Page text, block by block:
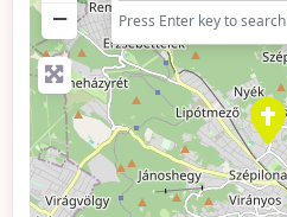
−
Press Enter key to search